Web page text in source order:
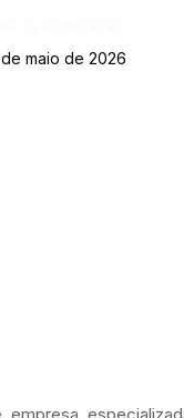
de maio de 2026